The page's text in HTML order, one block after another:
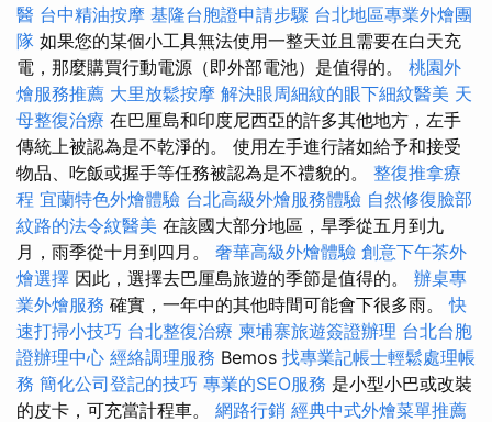
醫 台中精油按摩 基隆台胞證申請步驟 台北地區專業外燴團
隊 如果您的某個小工具無法使用一整天並且需要在白天充
電，那麼購買行動電源（即外部電池）是值得的。 桃園外
燴服務推薦 大里放鬆按摩 解決眼周細紋的眼下細紋醫美 天
母整復治療 在巴厘島和印度尼西亞的許多其他地方，左手
傳統上被認為是不乾淨的。 使用左手進行諸如給予和接受
物品、吃飯或握手等任務被認為是不禮貌的。 整復推拿療
程 宜蘭特色外燴體驗 台北高級外燴服務體驗 自然修復臉部
紋路的法令紋醫美 在該國大部分地區，旱季從五月到九
月，雨季從十月到四月。 奢華高級外燴體驗 創意下午茶外
燴選擇 因此，選擇去巴厘島旅遊的季節是值得的。 辦桌專
業外燴服務 確實，一年中的其他時間可能會下很多雨。快
速打掃小技巧 台北整復治療 柬埔寨旅遊簽證辦理 台北台胞
證辦理中心 經絡調理服務 Bemos 找專業記帳士輕鬆處理帳
務 簡化公司登記的技巧 專業的SEO服務 是小型小巴或改裝
的皮卡，可充當計程車。 網路行銷 經典中式外燴菜單推薦